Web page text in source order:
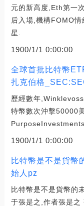
元的新高度,Eth第一
后入場,機構FOMO
星.
1900/1/1 0:00:00
全球首批比特幣
扎克伯格
歷經數年
特幣數次沖擊50000
1900/1/1 0:00:00
比特幣是不是貨幣
始人pz
比特幣是不是貨幣的
于張是之,作者張是之